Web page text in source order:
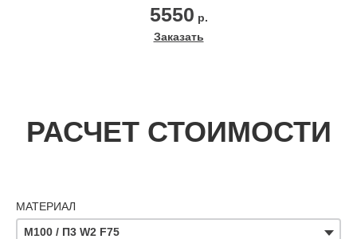
5550 р.
Заказать
РАСЧЕТ СТОИМОСТИ
МАТЕРИАЛ
М100 / П3 W2 F75